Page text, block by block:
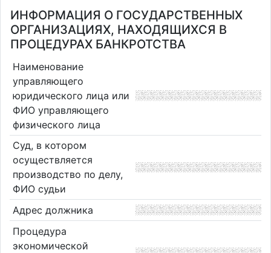
ИНФОРМАЦИЯ О ГОСУДАРСТВЕННЫХ
ОРГАНИЗАЦИЯХ, НАХОДЯЩИХСЯ В
ПРОЦЕДУРАХ БАНКРОТСТВА
Наименование
управляющего
юридического лица или
ФИО управляющего
физического лица
Суд, в котором
осуществляется
производство по делу,
ФИО судьи
Адрес должника
Процедура
экономической